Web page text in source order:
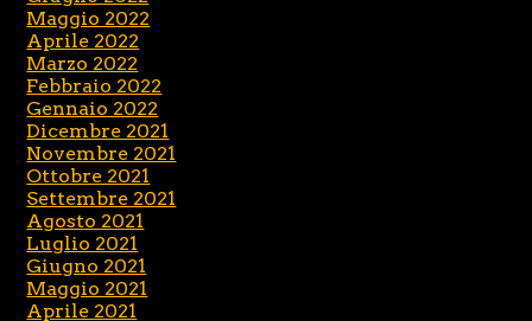
Maggio 2022
Aprile 2022
Marzo 2022
Febbraio 2022
Gennaio 2022
Dicembre 2021
Novembre 2021
Ottobre 2021
Settembre 2021
Agosto 2021
Luglio 2021
Giugno 2021
Maggio 2021
Aprile 2021